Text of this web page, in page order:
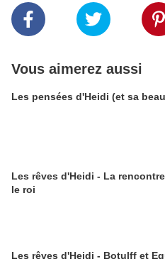
Vous aimerez aussi
Les pensées d'Heidi (et sa
Les rêves d'Heidi - La
le roi
Les rêves d'Heidi - Botulff et